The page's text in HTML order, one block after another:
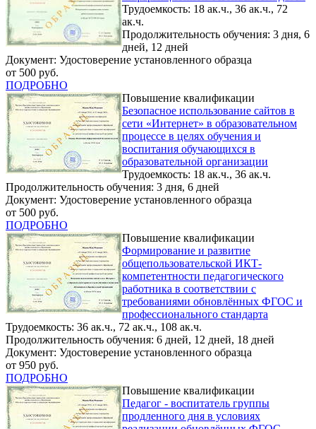
Трудоемкость: 18 ак.ч., 36 ак.ч., 72
ак.ч.
Продолжительность обучения: 3 дня, 6
дней, 12 дней
Документ: Удостоверение установленного образца
от 500 руб.
ПОДРОБНО
Повышение квалификации
Безопасное использование сайтов в
сети «Интернет» в образовательном
процессе в целях обучения и
воспитания обучающихся в
образовательной организации
Трудоемкость: 18 ак.ч., 36 ак.ч.
Продолжительность обучения: 3 дня, 6 дней
Документ: Удостоверение установленного образца
от 500 руб.
ПОДРОБНО
Повышение квалификации
Формирование и развитие
общепользовательской ИКТ-
компетентности педагогического
работника в соответствии с
требованиями обновлённых ФГОС и
профессионального стандарта
Трудоемкость: 36 ак.ч., 72 ак.ч., 108 ак.ч.
Продолжительность обучения: 6 дней, 12 дней, 18 дней
Документ: Удостоверение установленного образца
от 950 руб.
ПОДРОБНО
Повышение квалификации
Педагог - воспитатель группы
продленного дня в условиях